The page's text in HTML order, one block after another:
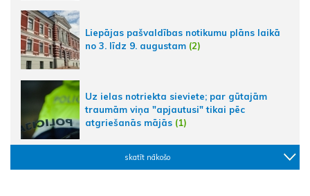
Liepājas pašvaldības notikumu plāns laikā
no 3. līdz 9. augustam (2)
Uz ielas notriekta sieviete; par gūtajām
traumām viņa "apjautusi" tikai pēc
atgriešanās mājās (1)
skatīt nākošo